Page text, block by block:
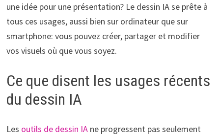
une idée pour une présentation? Le dessin IA se prête à
tous ces usages, aussi bien sur ordinateur que sur
smartphone: vous pouvez créer, partager et modifier
vos visuels où que vous soyez.
Ce que disent les usages récents
du dessin IA
Les outils de dessin IAne progressent pas seulement